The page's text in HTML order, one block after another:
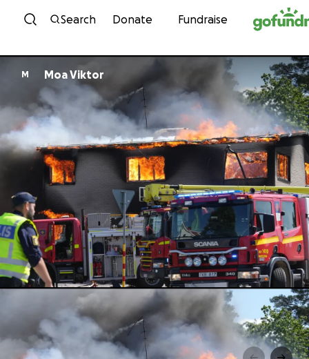
Skip to content
Search Donate Fundraise
M Moa Viktor